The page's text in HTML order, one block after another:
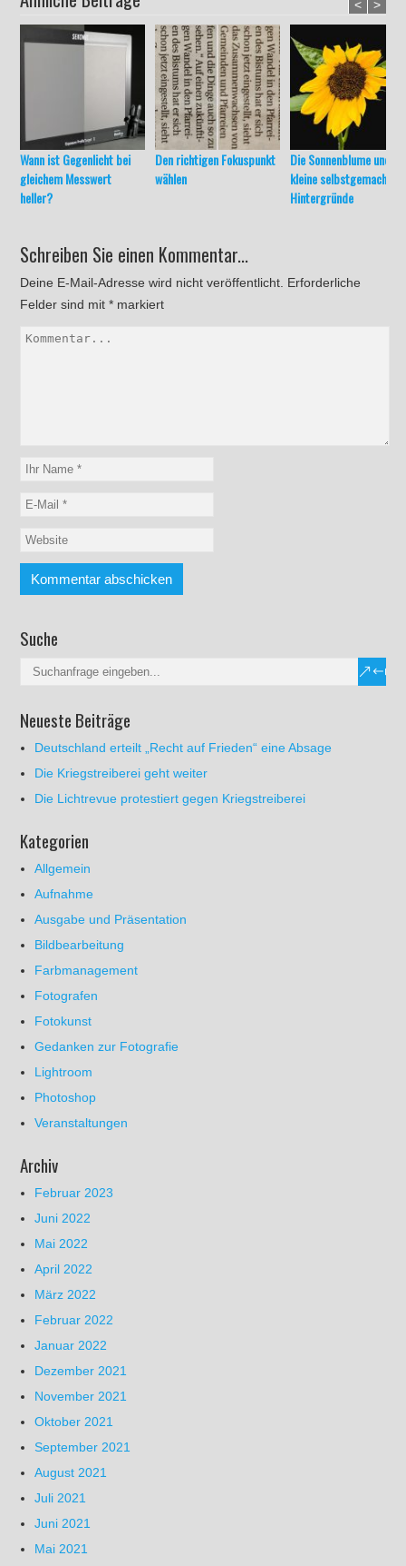
Wann ist Gegenlicht bei
gleichem Messwert
heller?
Den richtigen Fokuspunkt
wählen
Die Sonnenblume und
kleine selbstgemachte
Hintergründe
< >
Schreiben Sie einen Kommentar...
Deine E-Mail-Adresse wird nicht veröffentlicht. Erforderliche
Felder sind mit* markiert
Suche
Neueste Beiträge
Deutschland erteilt „Recht auf Frieden“ eine Absage
Die Kriegstreiberei geht weiter
Die Lichtrevue protestiert gegen Kriegstreiberei
Kategorien
Allgemein
Aufnahme
Ausgabe und Präsentation
Bildbearbeitung
Farbmanagement
Fotografen
Fotokunst
Gedanken zur Fotografie
Lightroom
Photoshop
Veranstaltungen
Archiv
Februar 2023
Juni 2022
Mai 2022
April 2022
März 2022
Februar 2022
Januar 2022
Dezember 2021
November 2021
Oktober 2021
September 2021
August 2021
Juli 2021
Juni 2021
Mai 2021